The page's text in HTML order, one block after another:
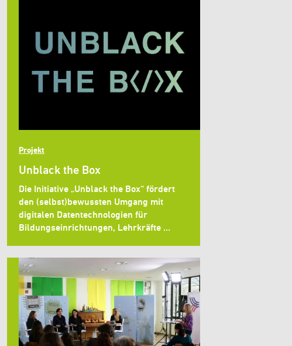
Projekt
Unblack the Box
Die Initiative „Unblack the Box“ fördert
den (selbst)bewussten Umgang mit
digitalen Datentechnologien für
Bildungseinrichtungen, Lehrkräfte …